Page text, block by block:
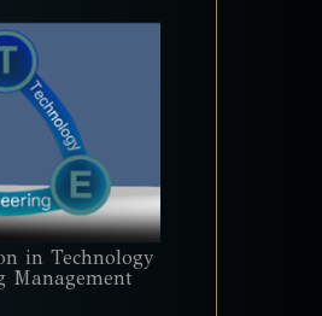
in Technology
Management